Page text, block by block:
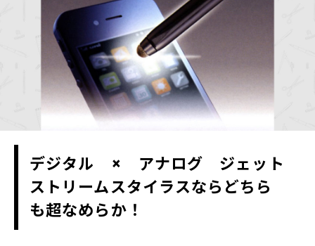
デジタル × アナログ ジェット
ストリームスタイラスならどちら
も超なめらか！